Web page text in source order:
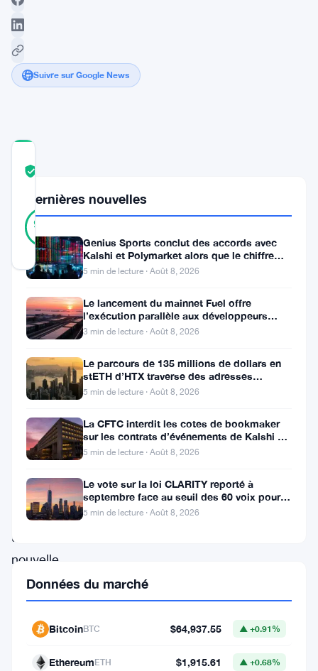
Suivre sur Google News
93
RÉEL
Vérifié
Mis à jour 3 ans il y a
Dans
une
récente
interview
avec
Cointelegraph,
l’analyste
chevronné
offert
une
nouvelle
perspective
sur
Dernières nouvelles
Genius Sports conclut des accords avec
Kalshi et Polymarket alors que le chiffre
d’affaires du T2 atteint
5 min de lecture · Août 8, 2026
Le lancement du mainnet Fuel offre
l’exécution parallèle aux développeurs
d’Ethereum
3 min de lecture · Août 8, 2026
Le parcours de 135 millions de dollars en
stETH d’HTX traverse des adresses
Poloniex
5 min de lecture · Août 8, 2026
La CFTC interdit les cotes de bookmaker
sur les contrats d’événements de Kalshi et
Polymarket
5 min de lecture · Août 8, 2026
Le vote sur la loi CLARITY reporté à
septembre face au seuil des 60 voix pour le
projet de loi crypto
5 min de lecture · Août 8, 2026
Données du marché
BitcoinBTC $64,937.55 ▲ +0.91%
EthereumETH $1,915.61 ▲ +0.68%